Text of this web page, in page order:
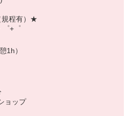
ン面接OK！
対応。
規程有）★
゜+゜
1h）
ョップ